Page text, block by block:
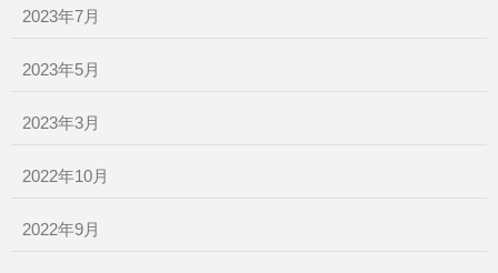
2023年7月
2023年5月
2023年3月
2022年10月
2022年9月